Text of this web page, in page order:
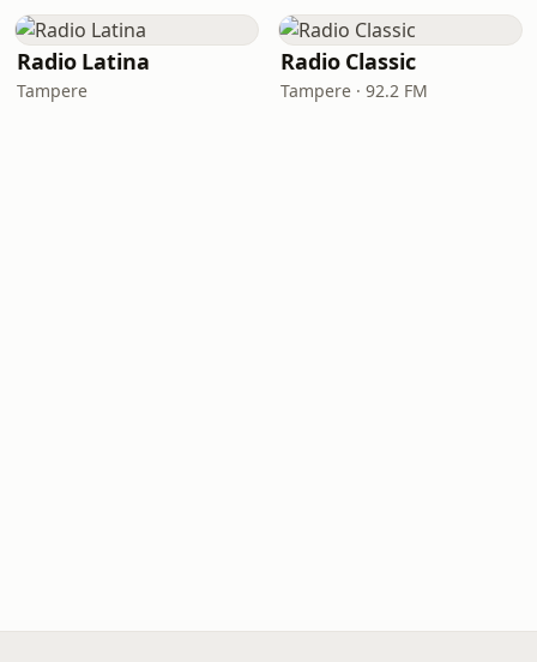
Radio Latina
Tampere
Radio Classic
Tampere · 92.2 FM